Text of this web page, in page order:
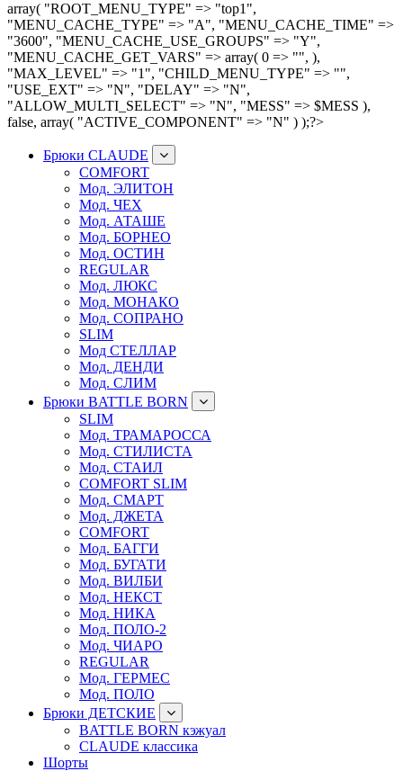
array( "ROOT_MENU_TYPE" => "top1",
"MENU_CACHE_TYPE" => "A", "MENU_CACHE_TIME" =>
"3600", "MENU_CACHE_USE_GROUPS" => "Y",
"MENU_CACHE_GET_VARS" => array( 0 => "", ),
"MAX_LEVEL" => "1", "CHILD_MENU_TYPE" => "",
"USE_EXT" => "N", "DELAY" => "N",
"ALLOW_MULTI_SELECT" => "N", "MESS" => $MESS ),
false, array( "ACTIVE_COMPONENT" => "N" ) );?>
Брюки CLAUDE
COMFORT
Мод. ЭЛИТОН
Мод. ЧЕХ
Мод. АТАШЕ
Мод. БОРНЕО
Мод. ОСТИН
REGULAR
Мод. ЛЮКС
Мод. МОНАКО
Мод. СОПРАНО
SLIM
Мод СТЕЛЛАР
Мод. ДЕНДИ
Мод. СЛИМ
Брюки BATTLE BORN
SLIM
Мод. ТРАМАРОССА
Мод. СТИЛИСТА
Мод. СТАИЛ
COMFORT SLIM
Мод. СМАРТ
Мод. ДЖЕТА
COMFORT
Мод. БАГГИ
Мод. БУГАТИ
Мод. ВИЛБИ
Мод. НЕКСТ
Мод. НИКА
Мод. ПОЛО-2
Мод. ЧИАРО
REGULAR
Мод. ГЕРМЕС
Мод. ПОЛО
Брюки ДЕТСКИЕ
BATTLE BORN кэжуал
CLAUDE классика
Шорты